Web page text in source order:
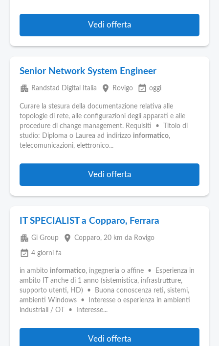
Vedi offerta
Senior Network System Engineer
apartment Randstad Digital Italia place Rovigo event_available oggi
Curare la stesura della documentazione relativa alle
topologie di rete, alle configurazioni degli apparati e alle
procedure di change management. Requisiti • Titolo di
studio: Diploma o Laurea ad indirizzo informatico,
telecomunicazioni, elettronico...
Vedi offerta
IT SPECIALIST a Copparo, Ferrara
apartment Gi Group place Copparo, 20 km da Rovigo
event_available 4 giorni fa
in ambito informatico, ingegneria o affine • Esperienza in
ambito IT anche di 1 anno (sistemistica, infrastrutture,
supporto utenti, HD) • Buona conoscenza reti, sistemi,
ambienti Windows • Interesse o esperienza in ambienti
industriali / OT • Interesse...
Vedi offerta